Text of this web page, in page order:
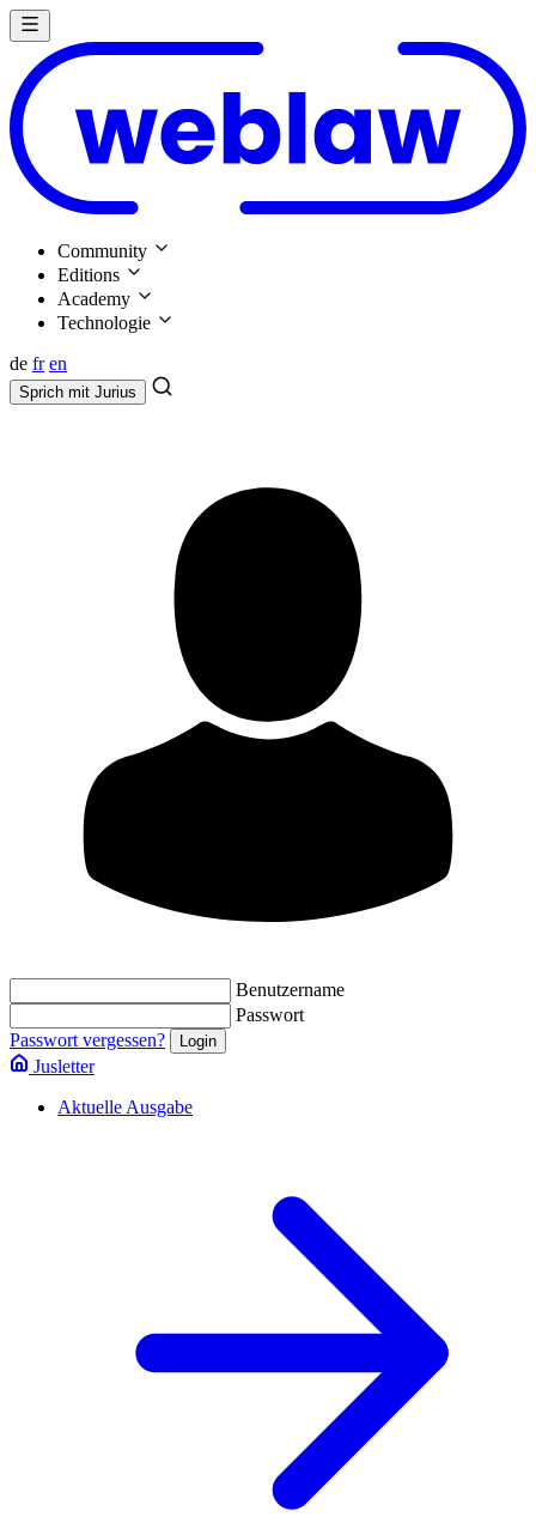
Community
Editions
Academy
Technologie
de fr en
Sprich mit Jurius
Benutzername
Passwort
Passwort vergessen?
Jusletter
Aktuelle Ausgabe